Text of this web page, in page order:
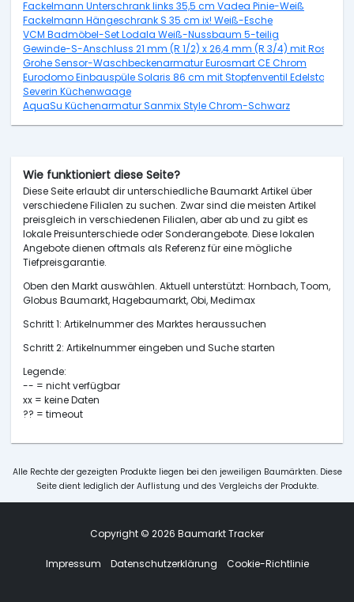
Fackelmann Unterschrank links 35,5 cm Vadea Pinie-Weiß
Fackelmann Hängeschrank S 35 cm ix! Weiß-Esche
VCM Badmöbel-Set Lodala Weiß-Nussbaum 5-teilig
Gewinde-S-Anschluss 21 mm (R 1/2) x 26,4 mm (R 3/4) mit Rosette
Grohe Sensor-Waschbeckenarmatur Eurosmart CE Chrom
Eurodomo Einbauspüle Solaris 86 cm mit Stopfenventil Edelstahl
Severin Küchenwaage
AquaSu Küchenarmatur Sanmix Style Chrom-Schwarz
Wie funktioniert diese Seite?
Diese Seite erlaubt dir unterschiedliche Baumarkt Artikel über
verschiedene Filialen zu suchen. Zwar sind die meisten Artikel
preisgleich in verschiedenen Filialen, aber ab und zu gibt es
lokale Preisunterschiede oder Sonderangebote. Diese lokalen
Angebote dienen oftmals als Referenz für eine mögliche
Tiefpreisgarantie.
Oben den Markt auswählen. Aktuell unterstützt: Hornbach, Toom,
Globus Baumarkt, Hagebaumarkt, Obi, Medimax
Schritt 1: Artikelnummer des Marktes heraussuchen
Schritt 2: Artikelnummer eingeben und Suche starten
Legende:
-- = nicht verfügbar
xx = keine Daten
?? = timeout
Alle Rechte der gezeigten Produkte liegen bei den jeweiligen Baumärkten. Diese
Seite dient lediglich der Auflistung und des Vergleichs der Produkte.
Copyright © 2026 Baumarkt Tracker
Impressum Datenschutzerklärung Cookie-Richtlinie